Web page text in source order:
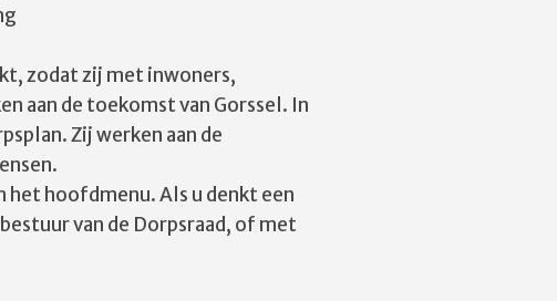
zodat zij met inwoners,
aan de toekomst van Gorssel. In
Zij werken aan de
het hoofdmenu. Als u denkt een
van de Dorpsraad, of met